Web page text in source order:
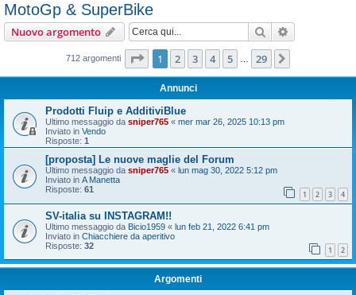
MotoGp & SuperBike
Nuovo argomento Cerca
712 argomenti Pagina di 29
1 2 3 4 5 29
Annunci
Prodotti Fluip e AdditiviBlue
Ultimo messaggio da sniper765 « mer mar 26, 2025 10:13 pm
Inviato in Vendo
Risposte: 1
[proposta] Le nuove maglie del Forum
Ultimo messaggio da sniper765 « lun mag 30, 2022 5:12 pm
Inviato in A Manetta
Risposte: 61 1 2 3 4
SV-italia su INSTAGRAM!!
Ultimo messaggio da Bicio1959 « lun feb 21, 2022 6:41 pm
Inviato in Chiacchiere da aperitivo
Risposte: 32 1 2
Argomenti